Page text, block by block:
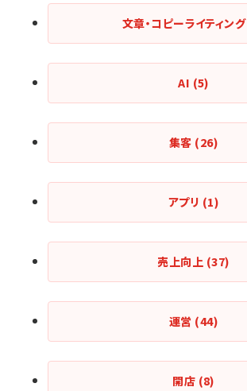
文章・コピーライティング
AI (5)
集客 (26)
アプリ (1)
売上向上 (37)
運営 (44)
開店 (8)